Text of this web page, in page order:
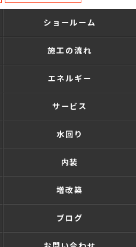
ショールーム
施工の流れ
エネルギー
サービス
水回り
内装
増改築
ブログ